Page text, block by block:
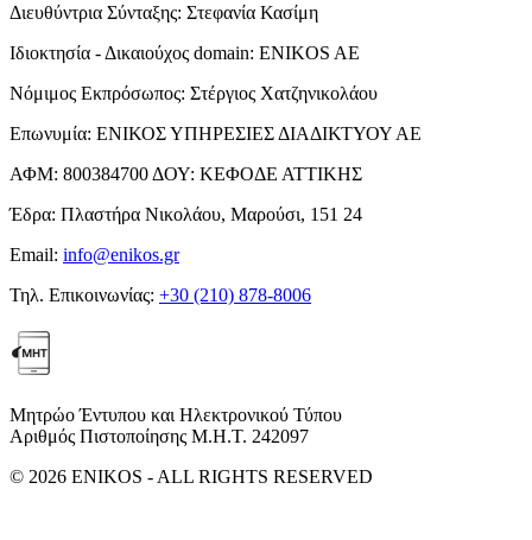
Διευθύντρια Σύνταξης: Στεφανία Κασίμη
Ιδιοκτησία - Δικαιούχος domain: ENIKOS AE
Νόμιμος Εκπρόσωπος: Στέργιος Χατζηνικολάου
Επωνυμία: ΕΝΙΚΟΣ ΥΠΗΡΕΣΙΕΣ ΔΙΑΔΙΚΤΥΟΥ ΑΕ
ΑΦΜ: 800384700 ΔΟΥ: ΚΕΦΟΔΕ ΑΤΤΙΚΗΣ
Έδρα: Πλαστήρα Νικολάου, Μαρούσι, 151 24
Email: info@enikos.gr
Τηλ. Επικοινωνίας: +30 (210) 878-8006
Μητρώο Έντυπου και Ηλεκτρονικού Τύπου
Αριθμός Πιστοποίησης Μ.Η.Τ. 242097
© 2026 ENIKOS - ALL RIGHTS RESERVED